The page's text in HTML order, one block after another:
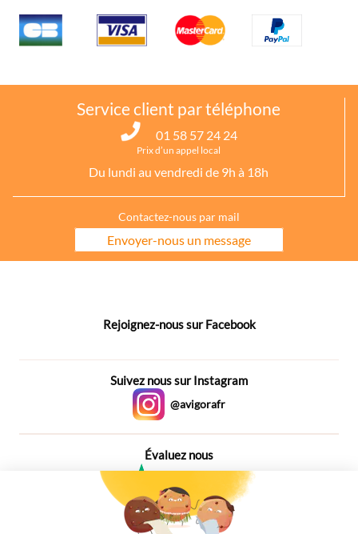
Service client par téléphone
01 58 57 24 24
Prix d’un appel local
Du lundi au vendredi de 9h à 18h
Contactez-nous par mail
Envoyer-nous un message
Rejoignez-nous sur Facebook
Suivez nous sur Instagram
@avigorafr
Évaluez nous
Plus de 650 Avis